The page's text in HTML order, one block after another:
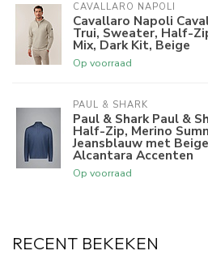
CAVALLARO NAPOLI
Cavallaro Napoli
Trui, Sweater, Half-
Mix, Dark Kit, Beige
Op voorraad
PAUL & SHARK
Paul & Shark Paul &
Half-Zip, Merino
Jeansblauw met Beige
Alcantara Accenten
Op voorraad
RECENT BEKEKEN